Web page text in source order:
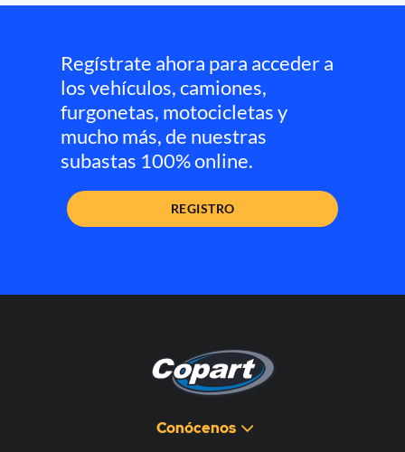
Regístrate ahora para acceder a
los vehículos, camiones,
furgonetas, motocicletas y
mucho más, de nuestras
subastas 100% online.
REGISTRO
Conócenos